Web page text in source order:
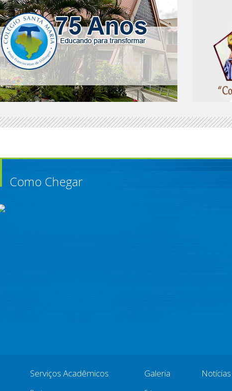
Como Chegar
Serviços Acadêmicos Galeria Notícias